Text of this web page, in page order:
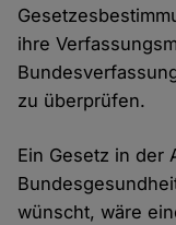
ihre
zu überprüfen.
Ein Gesetz in der
wünscht, wäre